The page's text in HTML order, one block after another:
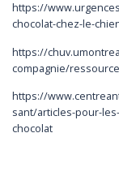
https://
chocolat-chez-le-
https://
compagnie/
https://
sant/articles-pour-
chocolat